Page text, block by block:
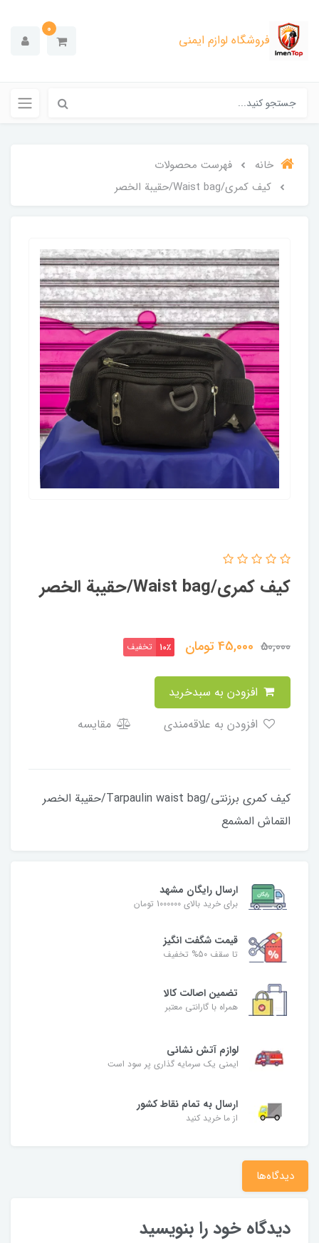
فروشگاه لوازم ایمنی
0
خانه
فهرست محصولات
کیف کمری/Waist bag/حقيبة الخصر
کیف کمری/Waist bag/حقيبة الخصر
50,000
45,000تومان 10٪ تخفیف
مقایسه
کیف کمری برزنتی/Tarpaulin waist bag/حقيبة الخصر
القماش المشمع
ارسال رایگان مشهد
برای خرید بالای 1000000 تومان
قیمت شگفت‌ انگیز
تا سقف 50% تخفیف
تضمین اصالت کالا
همراه با گارانتی معتبر
لوازم آتش نشانی
ایمنی یک سرمایه گذاری پر سود است
ارسال به تمام نقاط کشور
از ما خرید کنید
دیدگاه‌ها
دیدگاه خود را بنویسید